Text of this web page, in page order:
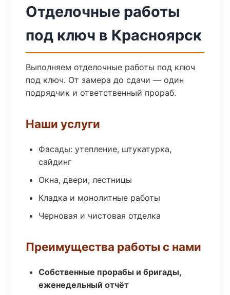
Отделочные работы
под ключ в Красноярск
Выполняем отделочные работы под ключ
под ключ. От замера до сдачи — один
подрядчик и ответственный прораб.
Наши услуги
Фасады: утепление, штукатурка,
сайдинг
Окна, двери, лестницы
Кладка и монолитные работы
Черновая и чистовая отделка
Преимущества работы с нами
Собственные прорабы и бригады,
еженедельный отчёт